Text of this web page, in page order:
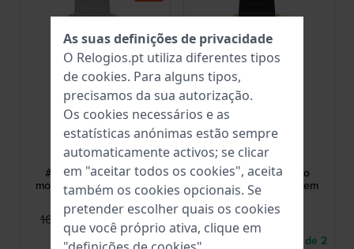
Hugo Boss
1530439
#Ark 40 mm Relógio
moderno de quartzo em
aço inoxidável
169,00 € 119,95 €
● Em stock
Hugo Boss
1530438
#Ark 40 mm Relógio
moderno de quartzo em
aço inoxidável
169,00 €
● Entrega num prazo de 2
As suas definições de privacidade
O Relogios.pt utiliza diferentes tipos
de cookies. Para alguns tipos,
precisamos da sua autorização.
Os cookies necessários e as
estatísticas anónimas estão sempre
automaticamente activos; se clicar
em "aceitar todos os cookies", aceita
também os cookies opcionais. Se
pretender escolher quais os cookies
que você próprio ativa, clique em